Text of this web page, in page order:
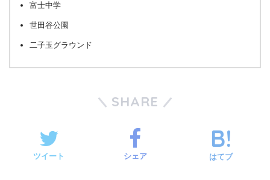
富士中学
世田谷公園
二子玉グラウンド
SHARE
ツイート シェア はてブ